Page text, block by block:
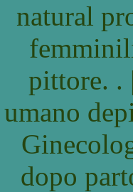
natural
pittore. .
umano
dopo